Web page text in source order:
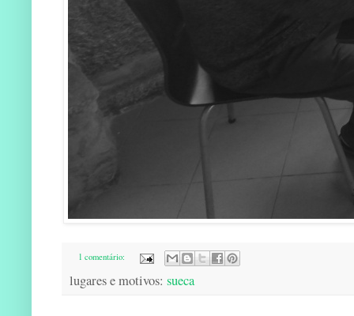
1 comentário:
lugares e motivos: sueca